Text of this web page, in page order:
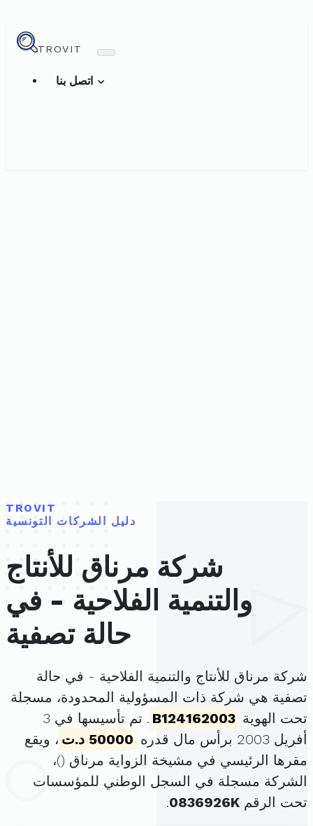
TROVIT
TROVIT
دليل الشركات التونسية
شركة مرناق للأنتاج
والتنمية الفلاحية - في
حالة تصفية
شركة مرناق للأنتاج والتنمية الفلاحية - في حالة
تصفية هي شركة ذات المسؤولية المحدودة، مسجلة
تحت الهوية B124162003
. تم تأسيسها في 3
أفريل 2003 برأس مال قدره
50000 د.ت
، ويقع
مقرها الرئيسي في مشيخة الزواية مرناق ()،
الشركة مسجلة في السجل الوطني للمؤسسات
تحت الرقم 0836926K
.